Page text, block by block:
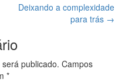
Deixando a complexidade
para trás →
publicado. Campos
*